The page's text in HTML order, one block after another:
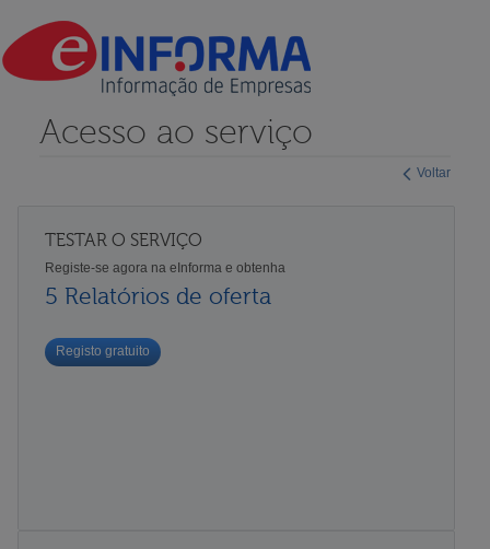
Voltar
Acesso ao serviço
TESTAR O SERVIÇO
Registe-se agora na eInforma e obtenha
5 Relatórios de oferta
Registo gratuito